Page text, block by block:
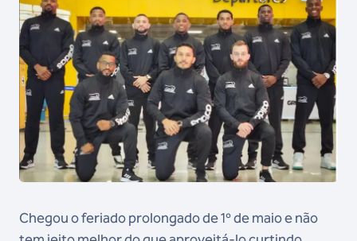
Chegou o feriado prolongado de 1º de maio e não